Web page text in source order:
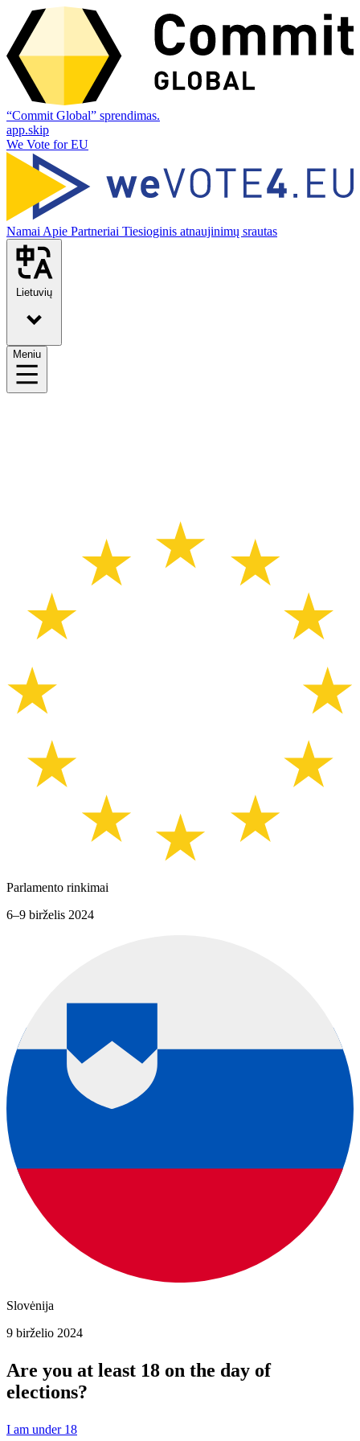
“Commit Global” sprendimas.
app.skip
We Vote for EU
Namai Apie Partneriai Tiesioginis atnaujinimų srautas
Lietuvių
Meniu
Parlamento rinkimai
6–9 birželis 2024
Slovėnija
9 birželio 2024
Are you at least 18 on the day of
elections?
I am under 18